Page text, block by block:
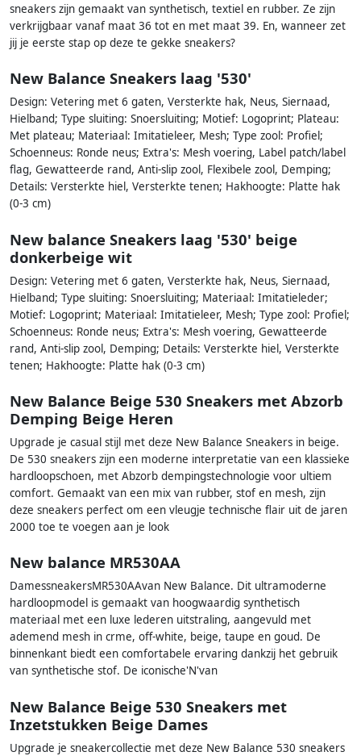
sneakers zijn gemaakt van synthetisch, textiel en rubber. Ze zijn
verkrijgbaar vanaf maat 36 tot en met maat 39. En, wanneer zet
jij je eerste stap op deze te gekke sneakers?
New Balance Sneakers laag '530'
Design: Vetering met 6 gaten, Versterkte hak, Neus, Siernaad,
Hielband; Type sluiting: Snoersluiting; Motief: Logoprint; Plateau:
Met plateau; Materiaal: Imitatieleer, Mesh; Type zool: Profiel;
Schoenneus: Ronde neus; Extra's: Mesh voering, Label patch/label
flag, Gewatteerde rand, Anti-slip zool, Flexibele zool, Demping;
Details: Versterkte hiel, Versterkte tenen; Hakhoogte: Platte hak
(0-3 cm)
New balance Sneakers laag '530' beige
donkerbeige wit
Design: Vetering met 6 gaten, Versterkte hak, Neus, Siernaad,
Hielband; Type sluiting: Snoersluiting; Materiaal: Imitatieleder;
Motief: Logoprint; Materiaal: Imitatieleer, Mesh; Type zool: Profiel;
Schoenneus: Ronde neus; Extra's: Mesh voering, Gewatteerde
rand, Anti-slip zool, Demping; Details: Versterkte hiel, Versterkte
tenen; Hakhoogte: Platte hak (0-3 cm)
New Balance Beige 530 Sneakers met Abzorb
Demping Beige Heren
Upgrade je casual stijl met deze New Balance Sneakers in beige.
De 530 sneakers zijn een moderne interpretatie van een klassieke
hardloopschoen, met Abzorb dempingstechnologie voor ultiem
comfort. Gemaakt van een mix van rubber, stof en mesh, zijn
deze sneakers perfect om een vleugje technische flair uit de jaren
2000 toe te voegen aan je look
New balance MR530AA
DamessneakersMR530AAvan New Balance. Dit ultramoderne
hardloopmodel is gemaakt van hoogwaardig synthetisch
materiaal met een luxe lederen uitstraling, aangevuld met
ademend mesh in crme, off-white, beige, taupe en goud. De
binnenkant biedt een comfortabele ervaring dankzij het gebruik
van synthetische stof. De iconische'N'van
New Balance Beige 530 Sneakers met
Inzetstukken Beige Dames
Upgrade je sneakercollectie met deze New Balance 530 sneakers